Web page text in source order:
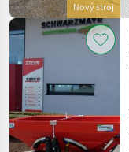
Nový stroj